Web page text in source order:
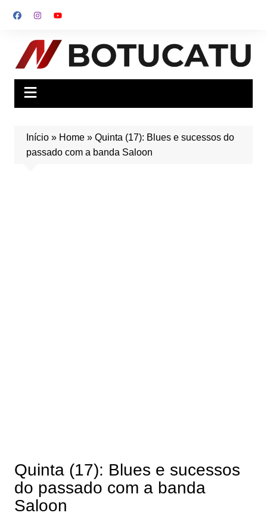
para
conteúdo
Início» Home» Quinta (17): Blues e sucessos do
passado com a banda Saloon
Quinta (17): Blues e sucessos
do passado com a banda
Saloon